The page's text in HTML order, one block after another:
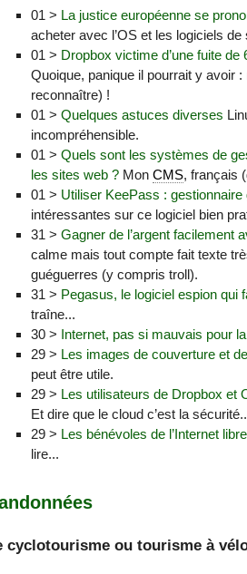
01 > La justice européenne se
acheter avec l’OS et les logiciels
01 > Dropbox victime d’une fuite de
Quoique, panique il pourrait y avoir
reconnaître) !
01 > Quelques astuces diverses
incompréhensible.
01 > Quels sont les systèmes de
les sites web ?Mon CMS, français
01 > Utiliser KeePass :
intéressantes sur ce logiciel bien
31 > Gagner de l’argent facilement
calme mais tout compte fait texte
guéguerres (y compris troll).
31 > Pegasus, le logiciel espion qui
traîne...
30 > Internet, pas si mauvais pour
29 > Les images de couverture et
peut être utile.
29 > Les utilisateurs de Dropbox et
Et dire que le cloud c’est la
29 > Les bénévoles de l’Internet
lire...
cyclotourisme ou tourisme à